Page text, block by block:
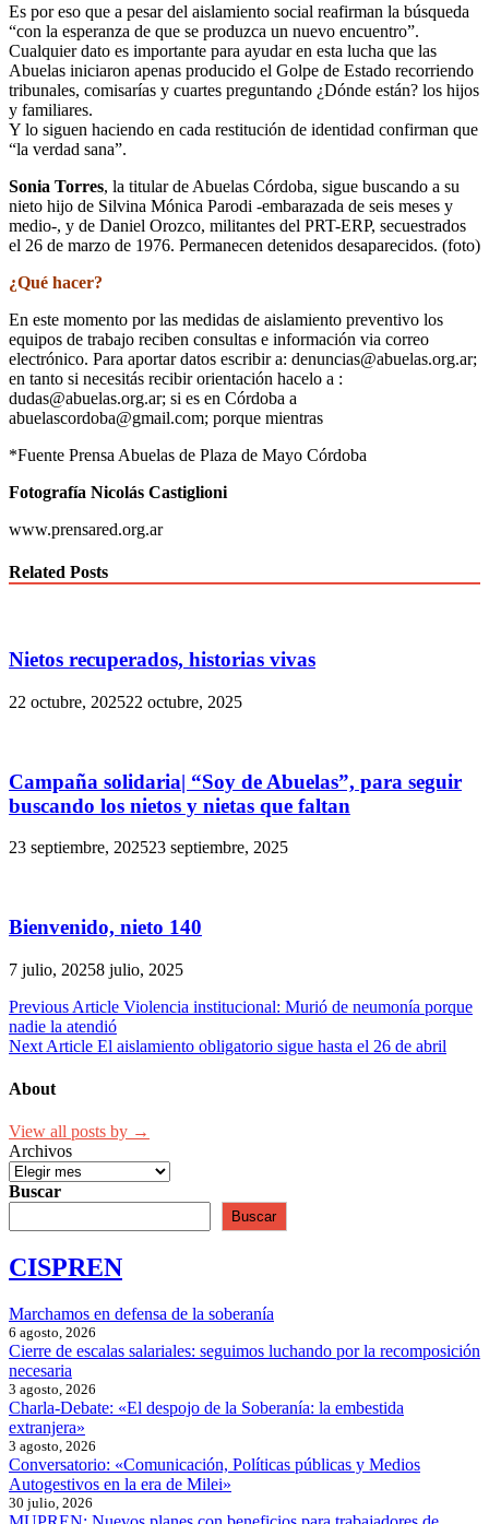
Es por eso que a pesar del aislamiento social reafirman la búsqueda
“con la esperanza de que se produzca un nuevo encuentro”.
Cualquier dato es importante para ayudar en esta lucha que las
Abuelas iniciaron apenas producido el Golpe de Estado recorriendo
tribunales, comisarías y cuartes preguntando ¿Dónde están? los hijos
y familiares.
Y lo siguen haciendo en cada restitución de identidad confirman que
“la verdad sana”.
Sonia Torres, la titular de Abuelas Córdoba, sigue buscando a su
nieto hijo de Silvina Mónica Parodi -embarazada de seis meses y
medio-, y de Daniel Orozco, militantes del PRT-ERP, secuestrados
el 26 de marzo de 1976. Permanecen detenidos desaparecidos. (foto)
¿Qué hacer?
En este momento por las medidas de aislamiento preventivo los
equipos de trabajo reciben consultas e información via correo
electrónico. Para aportar datos escribir a: denuncias@abuelas.org.ar;
en tanto si necesitás recibir orientación hacelo a :
dudas@abuelas.org.ar; si es en Córdoba a
abuelascordoba@gmail.com; porque mientras
*Fuente Prensa Abuelas de Plaza de Mayo Córdoba
Fotografía Nicolás Castiglioni
www.prensared.org.ar
Related Posts
Nietos recuperados, historias vivas
22 octubre, 202522 octubre, 2025
Campaña solidaria| “Soy de Abuelas”, para seguir
buscando los nietos y nietas que faltan
23 septiembre, 202523 septiembre, 2025
Bienvenido, nieto 140
7 julio, 20258 julio, 2025
Navegación
de
Previous Article Violencia institucional: Murió de neumonía porque
nadie la atendió
Next Article El aislamiento obligatorio sigue hasta el 26 de abril
About
View all posts by →
Archivos
Buscar
Buscar
CISPREN
Marchamos en defensa de la soberanía
6 agosto, 2026
Cierre de escalas salariales: seguimos luchando por la recomposición
necesaria
3 agosto, 2026
Charla-Debate: «El despojo de la Soberanía: la embestida
extranjera»
3 agosto, 2026
Conversatorio: «Comunicación, Políticas públicas y Medios
Autogestivos en la era de Milei»
30 julio, 2026